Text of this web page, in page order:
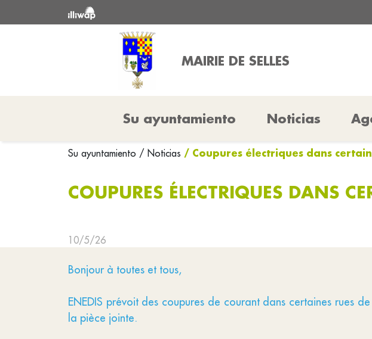
MAIRIE DE SELLES
Su ayuntamiento Noticias
Su ayuntamiento / Noticias / Coupures électriques dans
COUPURES ÉLECTRIQUES DANS
10/5/26
Bonjour à toutes et tous,
ENEDIS prévoit des coupures de courant dans certaines rues de
la pièce jointe.